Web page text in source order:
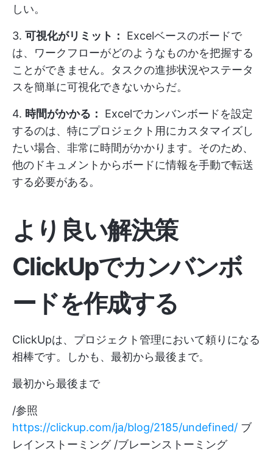
しい。
3. 可視化がリミット：
Excelベースのボードで
は、ワークフローがどのようなものかを把握する
ことができません。タスクの進捗状況やステータ
スを簡単に可視化できないからだ。
4. 時間がかかる：
Excelでカンバンボードを設定
するのは、特にプロジェクト用にカスタマイズし
たい場合、非常に時間がかかります。そのため、
他のドキュメントからボードに情報を手動で転送
する必要がある。
より良い解決策
ClickUpでカンバンボ
ードを作成する
ClickUpは、プロジェクト管理において頼りになる
相棒です。しかも、最初から最後まで。
最初から最後まで
/参照
https://clickup.com/ja/blog/2185/undefined/ ブ
レインストーミング /ブレーンストーミング